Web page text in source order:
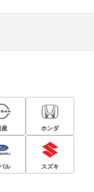
産 ホンダ
ル スズキ